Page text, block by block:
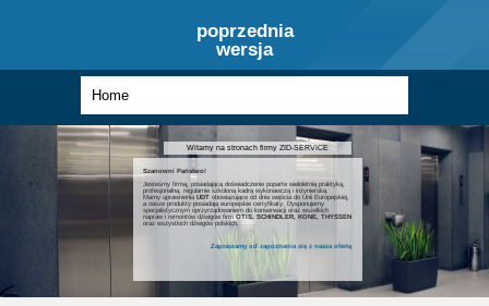
poprzednia
wersja
Witamy na stronach firmy ZID-SERVICE
Szanowni Państwo!
Jesteśmy firmą, posiadającą doświadczenie poparte wieloletnią praktyką,
profesjonalną, regularnie szkoloną kadrą wykonawczą i inżynierską.
Mamy uprawnieniaUDT obowiązujące od dnia wejścia do Unii Europejskiej,
a nasze produkty posiadają europejskie certyfikaty. Dysponujemy
specjalistycznym oprzyrządowaniem do konserwacji oraz wszelkich
napraw i remontów dźwigów firmOTIS, SCHINDLER, KONE, THYSSEN
oraz wszystkich dźwigów polskich.
Zapraszamy od zapoznania się z nasza ofertą